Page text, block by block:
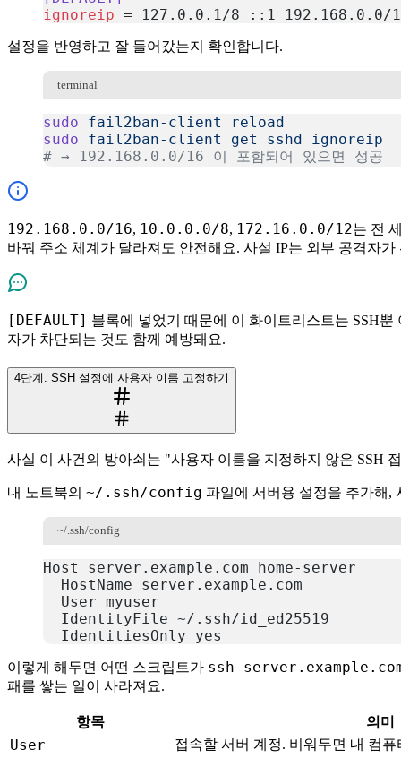
ignoreip = 127.0.0.1/8 ::1 192.168.0.0/
설정을 반영하고 잘 들어갔는지 확인합니다.
terminal
sudo fail2ban-client
reload
sudo fail2ban-client get sshd ignoreip
# → 192.168.0.0/16 이 포함되어 있으면 성공
192.168.0.0/16, 10.0.0.0/8, 172.16.0.0/12는 전
바꿔 주소 체계가 달라져도 안전해요. 사설 IP는 외부 공격자
[DEFAULT] 블록에 넣었기 때문에 이 화이트리스트는 SSH뿐
자가 차단되는 것도 함께 예방돼요.
4단계. SSH 설정에 사용자 이름 고정하기
사실 이 사건의 방아쇠는 "사용자 이름을 지정하지 않은 SSH
내 노트북의 ~/.ssh/config 파일에 서버용 설정을 추가해,
~/.ssh/config
Host server.example.com home-server
  HostName server.example.com
  User myuser
  IdentityFile ~/.ssh/id_ed25519
  IdentitiesOnly yes
이렇게 해두면 어떤 스크립트가 ssh
패를 쌓는 일이 사라져요.
항목 의미
User 접속할 서버 계정. 비워두면 내 컴